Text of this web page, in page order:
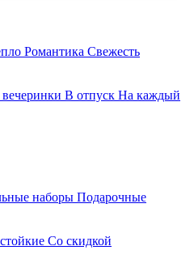
Романтика Свежесть
В отпуск На каждый
наборы Подарочные
Со скидкой